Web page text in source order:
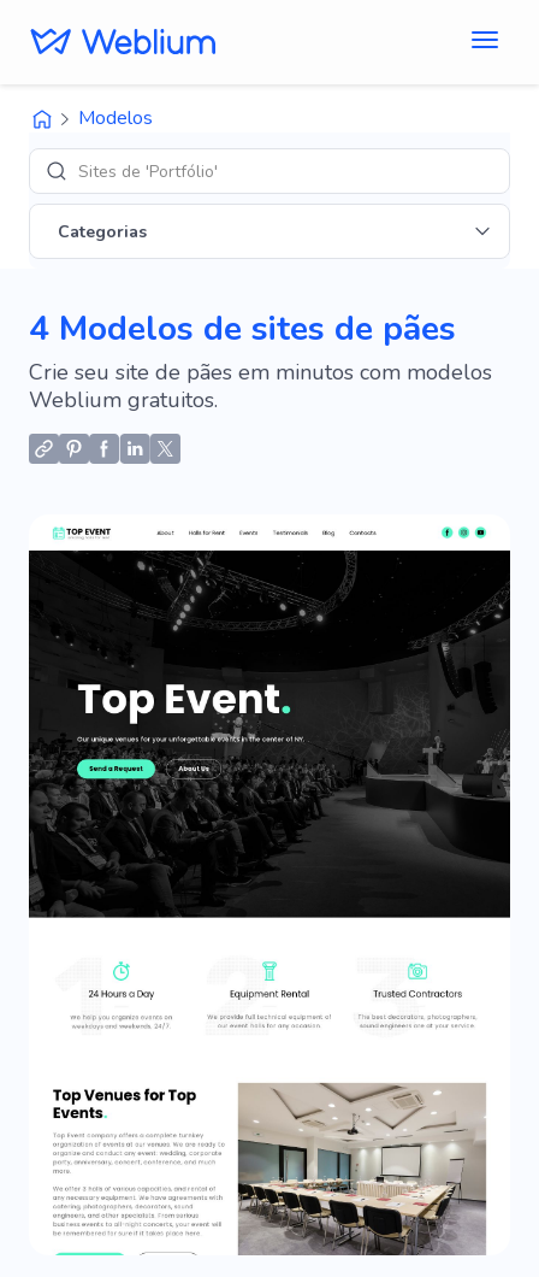
Modelos
Sites de 'Portfólio'
Categorias
4 Modelos de sites de pães
Crie seu site de pães em minutos com modelos
Weblium gratuitos.